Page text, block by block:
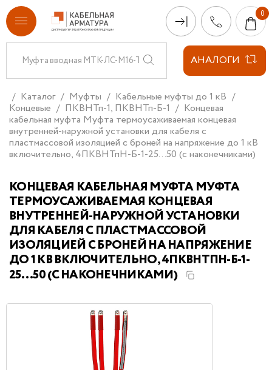
АНАЛОГИ
Каталог Муфты
Кабельные муфты до 1 кВ
Концевые
ПКВНТп-1, ПКВНТп-Б-1
Концевая
кабельная муфта Муфта термоусаживаемая концевая
внутренней-наружной установки для кабеля с
пластмассовой изоляцией с броней на напряжение до 1 кВ
включительно, 4ПКВНТпН-Б-1-25...50 (с наконечниками)
КОНЦЕВАЯ КАБЕЛЬНАЯ МУФТА МУФТА
ТЕРМОУСАЖИВАЕМАЯ КОНЦЕВАЯ
ВНУТРЕННЕЙ-НАРУЖНОЙ УСТАНОВКИ
ДЛЯ КАБЕЛЯ С ПЛАСТМАССОВОЙ
ИЗОЛЯЦИЕЙ С БРОНЕЙ НА НАПРЯЖЕНИЕ
ДО 1 КВ ВКЛЮЧИТЕЛЬНО, 4ПКВНТПН-Б-1-
25...50 (С НАКОНЕЧНИКАМИ)